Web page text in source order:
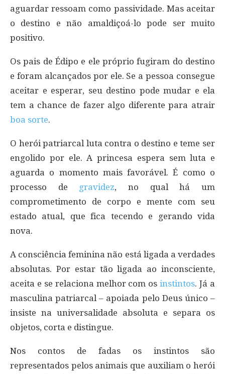
aguardar ressoam como passividade. Mas aceitar
o destino e não amaldiçoá-lo pode ser muito
positivo.
Os pais de Édipo e ele próprio fugiram do destino
e foram alcançados por ele. Se a pessoa consegue
aceitar e esperar, seu destino pode mudar e ela
tem a chance de fazer algo diferente para atrair
boa sorte.
O herói patriarcal luta contra o destino e teme ser
engolido por ele. A princesa espera sem luta e
aguarda o momento mais favorável. É como o
processo de gravidez, no qual há um
comprometimento de corpo e mente com seu
estado atual, que fica tecendo e gerando vida
nova.
A consciência feminina não está ligada a verdades
absolutas. Por estar tão ligada ao inconsciente,
aceita e se relaciona melhor com osinstintos. Já a
masculina patriarcal – apoiada pelo Deus único –
insiste na universalidade absoluta e separa os
objetos, corta e distingue.
Nos contos de fadas os instintos são
representados pelos animais que auxiliam o herói